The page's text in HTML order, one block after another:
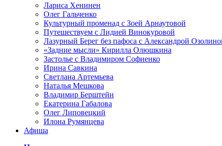
Лариса Хенинен
Олег Гальченко
Культурный променад с Зоей Арнаутовой
Путешествуем с Лидией Винокуровой
Лазурный Берег без пафоса с Александрой
«Задние мысли» Кирилла Олюшкина
Застолье с Владимиром Софиенко
Ирина Савкина
Светлана Артемьева
Наталья Мешкова
Владимир Берштейн
Екатерина Габалова
Олег Липовецкий
Илона Румянцева
Афиша